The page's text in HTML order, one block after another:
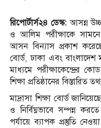
রিপোর্টার্স২৪ ডেস্ক: আসন্ন
ও আলিম পরীক্ষাকে সামনে
আসন বিন্যাস প্রকাশ
বোর্ড, ঢাকা এবং বাংলাদেশ
মাধ্যমে পরীক্ষাকেন্দ্রের
শিক্ষা প্রতিষ্ঠানের বিস্তারিত
মাদ্রাসা শিক্ষা বোর্ড
ও নির্বিঘ্নভাবে সম্পন্ন
পর্যায়ে ব্যাপক প্রস্তুতি